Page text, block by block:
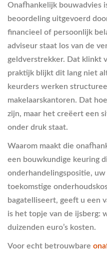
Onafhankelijk bouwadvies
beoordeling uitgevoerd
financieel of persoonlijk
adviseur staat los van de
geldverstrekker. Dat klinkt
praktijk blijkt dit lang niet
keurders werken
makelaarskantoren. Dat
zijn, maar het creëert een
onder druk staat.
Waarom maakt die
een bouwkundige keuring
onderhandelingspositie,
toekomstige
bagatelliseert, geeft u een
is het topje van de ijsberg:
duizenden euro’s kosten.
Voor echt betrouwbare